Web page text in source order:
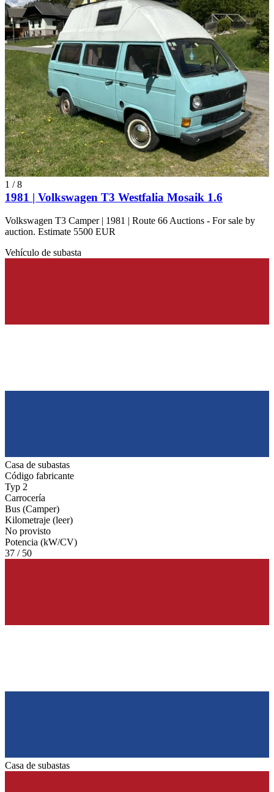
1 /8
1981 | Volkswagen T3 Westfalia Mosaik 1.6
Volkswagen T3 Camper | 1981 | Route 66 Auctions - For sale by
auction. Estimate 5500 EUR
Vehículo de subasta
Casa de subastas
Código fabricante
Typ 2
Carrocería
Bus (Camper)
Kilometraje (leer)
No provisto
Potencia (kW/CV)
37 / 50
Casa de subastas